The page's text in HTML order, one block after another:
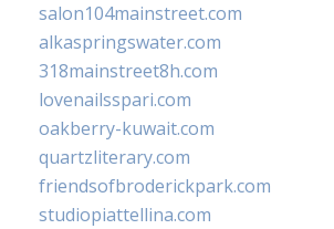
salon104mainstreet.com
alkaspringswater.com
318mainstreet8h.com
lovenailsspari.com
oakberry-kuwait.com
quartzliterary.com
friendsofbroderickpark.com
studiopiattellina.com